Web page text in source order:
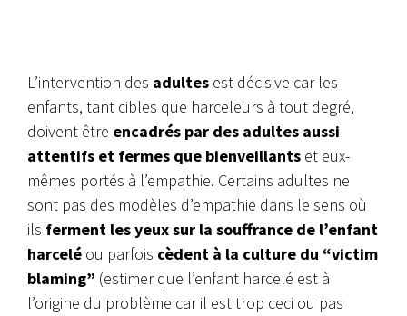
L’intervention des adultes est décisive car les
enfants, tant cibles que harceleurs à tout degré,
doivent être encadrés par des adultes aussi
attentifs et fermes que bienveillants et eux-
mêmes portés à l’empathie. Certains adultes ne
sont pas des modèles d’empathie dans le sens où
ils ferment les yeux sur la souffrance de l’enfant
harcelé ou parfois cèdent à la culture du “victim
blaming” (estimer que l’enfant harcelé est à
l’origine du problème car il est trop ceci ou pas